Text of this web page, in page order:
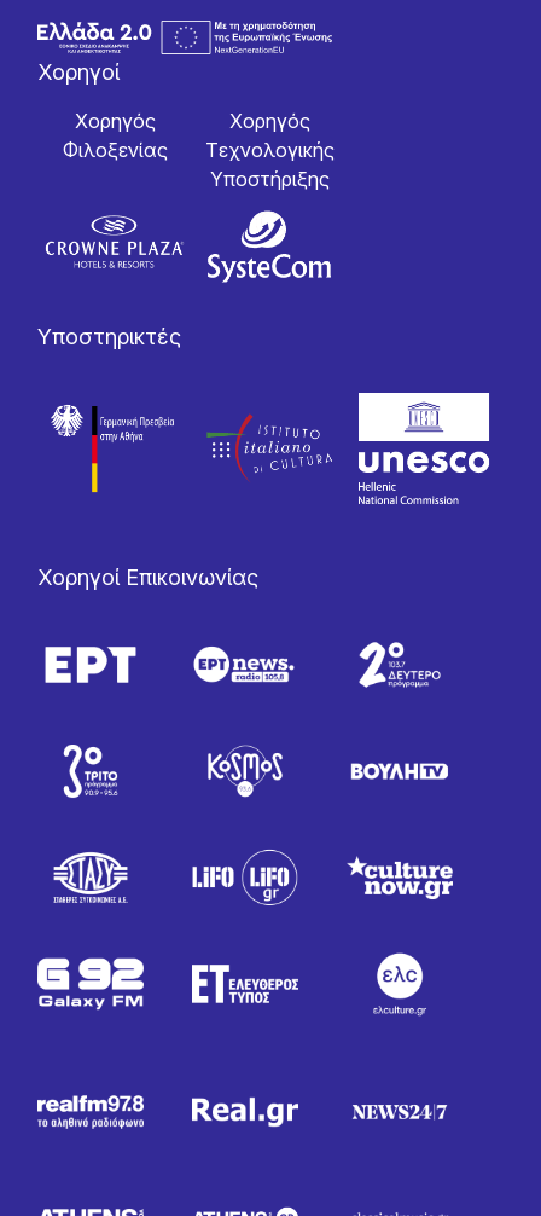
Χορηγοί
Χορηγός
Φιλοξενίας
Χορηγός
Tεχνολογικής
Yποστήριξης
Υποστηρικτές
Χορηγοί Επικοινωνίας